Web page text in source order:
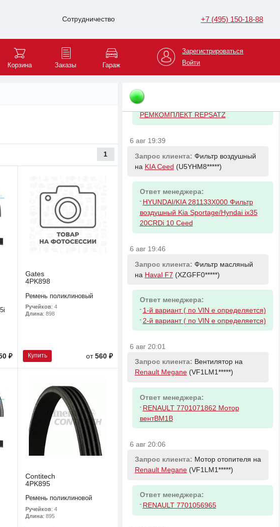
Сотрудничество +7 (495) 150-18-88
Корзина Заказы Гараж
Зарегистрироваться
Войти
1
₽
Gates
4PK898
Ремень поликлиновый
Ручейков: 4
Длина: 898
Купить от 560 ₽
Contitech
4PK895
Ремень поликлиновой
Ручейков: 4
Длина: 895
Запрос клиента:
подшипником наMercedes-Benz 190
Ответ менеджера:
-MERCEDES-BENZ A1244100010
РЕМКОМПЛЕКТ REPSATZ
6 авг 19:39
Запрос клиента: Фильтр воздушный
на KIA Ceed (U5YHM8*****)
Ответ менеджера:
- HYUNDAI/KIA 281133X000 Фильтр
воздушный Kia Sportage/Hyndai ix35
20CRDi 10 Ceed
6 авг 19:46
Запрос клиента: Фильтр масляный
на Haval F7 (XZGFF0*****)
Ответ менеджера:
- 1-й вариант ( по VIN е определяется)
- 2-й вариант ( по VIN е определяется)
6 авг 20:01
Запрос клиента: Вентилятор на
Renault Megane(VF1LM1*****)
Ответ менеджера:
- RENAULT 7701071862 Мотор
вентBM1B
6 авг 20:06
Запрос клиента: Мотор отопителя на
Renault Megane(VF1LM1*****)
Ответ менеджера:
- RENAULT 7701056965